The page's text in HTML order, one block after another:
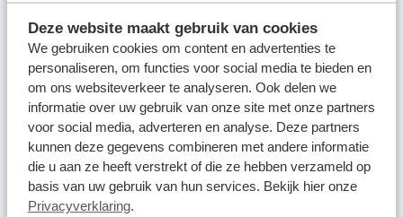
Deze website maakt gebruik van cookies
We gebruiken cookies om content en advertenties te
personaliseren, om functies voor social media te bieden en
om ons websiteverkeer te analyseren. Ook delen we
informatie over uw gebruik van onze site met onze partners
voor social media, adverteren en analyse. Deze partners
kunnen deze gegevens combineren met andere informatie
die u aan ze heeft verstrekt of die ze hebben verzameld op
basis van uw gebruik van hun services. Bekijk hier onze
Privacyverklaring.